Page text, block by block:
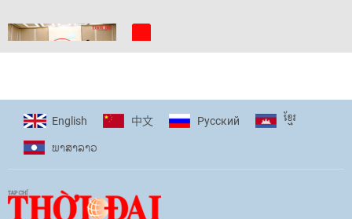
[Video] Trẻ em Đông Á cùng kiến tạo
11:10|17/06/2026
English 中文 Pусский ខ្មែរ
ພາ​ສາ​ລາວ